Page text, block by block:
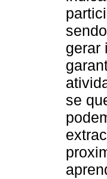
gerar
se